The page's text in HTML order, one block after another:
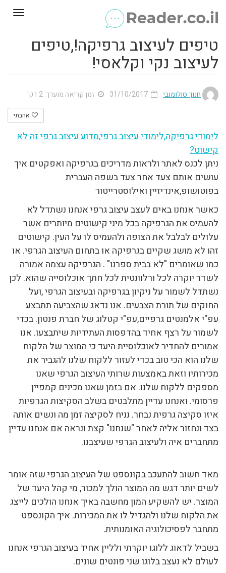
טיפים לעיצוב גרפיקה!,טיפים
לעיצוב נקי וקלאסי!
חנוך סולומובי זמן קריאה מוערך: 2 דק'
אהבתי
לימודי גרפיקה,לימודי עיצוב גרפי,מדוע עיצוב גרפי זה לא
קישוט?
ניתן לכנס לאתר ולראות מדריכים בגרפיקה ואפקטים איך
עושים אותם צעד אחר צעד בשפה העברית
בפוטושופ,אינדיזיין ואילוסטרייטור
כאשר אנחנו באים לעצב עיצוב גרפי אנחנו נשתדל לא
להעמיס את הגרפיקה בכל מיני קישוטים מיותרים אשר
עלולים לבלבל את הצופה ולהעמיס לו על העין. קישוטים
זהו לא מושג שקיים בגרפיקה או בתחום העיצוב הגרפי. או
כמו שאומרים "לא בבית ספרנו" . הגרפיקה עצמה אמורה
לשדר יוקרה לכל ורלוונטית לכל חתך אוכלוסייה שהוא. לכן
נשתדל לשמור על ניקיון בגרפיקה ובעיצוב הגרפי ,ועל
החוקים של תורת הצבעים. אנו נדאג שהצביעה תתבצע
עפ"י אלמנטים גרפיים,עפ"י קטלוג של חברת פנטון. בכדי
לשמור על רצף אחיד בהדפסות העתידיות שיתבצעו. אנו
אמורים להחדיר לאוכלוסיית היעד כי המוצר של הלקוח
שלנו הוא הכי טוב בכדי לעזור ללקוח שלנו להגביר את
מכירותיו וזאת באמצעות שרותי העיצוב הגרפי שאנו
מספקים ללקוח שלנו. אם בזמן שאנו מכינים קמפיין
פרסומי. ואנחנו עדיין מתלבטים בשלב הסקיצות הגרפיות
איזו סקיצה גרפית נבחר. נניח לסקיצה זמן מה ונשים אותה
בצד ונחזור אליה לאחר "שנחנו" קצת ונראה אם אנחנו עדיין
מתחברים איה ולעיצוב הגרפי שעיצבנו.
מאד חשוב להתעכב בקונספט של העיצוב הגרפי שזה אומר
לשים יותר דגש מה המוצר הולך למכור, מי קהל היעד של
המוצר. יש להשקיע המון מחשבה באיך אנחנו הולכים לייצג
את הלקוח שלנו ולהגדיל לו את המכירות. איך הקונספט
מתחבר לפסיכולוגיה האומנותית.
בשביל לדאוג ללוגו יוקרתי ולליין אחיד בעיצוב הגרפי אנחנו
לעולם לא נעצב בלוגו שני פונטים שונים.